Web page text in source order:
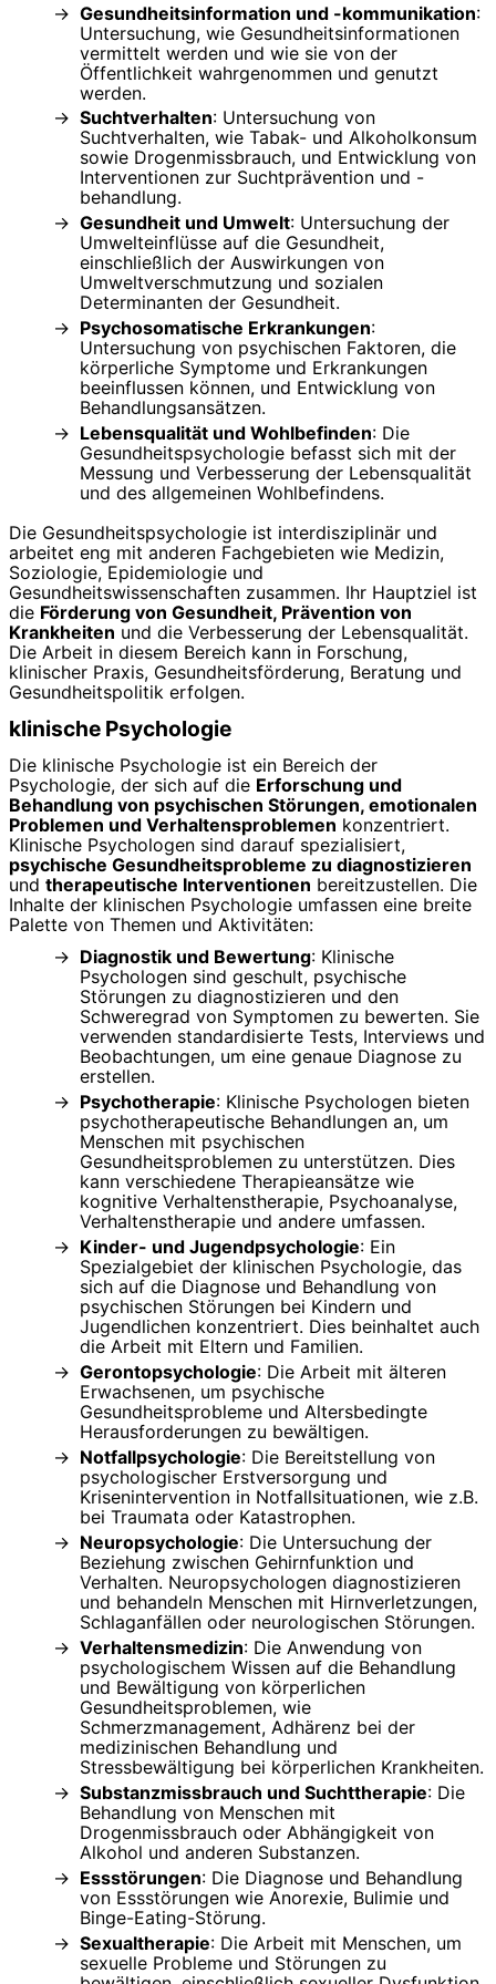
Gesundheitsinformation und -kommunikation:
Untersuchung, wie Gesundheitsinformationen
vermittelt werden und wie sie von der
Öffentlichkeit wahrgenommen und genutzt
werden.
Suchtverhalten: Untersuchung von
Suchtverhalten, wie Tabak- und Alkoholkonsum
sowie Drogenmissbrauch, und Entwicklung von
Interventionen zur Suchtprävention und -
behandlung.
Gesundheit und Umwelt: Untersuchung der
Umwelteinflüsse auf die Gesundheit,
einschließlich der Auswirkungen von
Umweltverschmutzung und sozialen
Determinanten der Gesundheit.
Psychosomatische Erkrankungen:
Untersuchung von psychischen Faktoren, die
körperliche Symptome und Erkrankungen
beeinflussen können, und Entwicklung von
Behandlungsansätzen.
Lebensqualität und Wohlbefinden: Die
Gesundheitspsychologie befasst sich mit der
Messung und Verbesserung der Lebensqualität
und des allgemeinen Wohlbefindens.
Die Gesundheitspsychologie ist interdisziplinär und
arbeitet eng mit anderen Fachgebieten wie Medizin,
Soziologie, Epidemiologie und
Gesundheitswissenschaften zusammen. Ihr Hauptziel ist
die Förderung von Gesundheit, Prävention von
Krankheiten und die Verbesserung der Lebensqualität.
Die Arbeit in diesem Bereich kann in Forschung,
klinischer Praxis, Gesundheitsförderung, Beratung und
Gesundheitspolitik erfolgen.
klinische Psychologie
Die klinische Psychologie ist ein Bereich der
Psychologie, der sich auf die Erforschung und
Behandlung von psychischen Störungen, emotionalen
Problemen und Verhaltensproblemen konzentriert.
Klinische Psychologen sind darauf spezialisiert,
psychische Gesundheitsprobleme zu diagnostizieren
und therapeutische Interventionen bereitzustellen. Die
Inhalte der klinischen Psychologie umfassen eine breite
Palette von Themen und Aktivitäten:
Diagnostik und Bewertung: Klinische
Psychologen sind geschult, psychische
Störungen zu diagnostizieren und den
Schweregrad von Symptomen zu bewerten. Sie
verwenden standardisierte Tests, Interviews und
Beobachtungen, um eine genaue Diagnose zu
erstellen.
Psychotherapie: Klinische Psychologen bieten
psychotherapeutische Behandlungen an, um
Menschen mit psychischen
Gesundheitsproblemen zu unterstützen. Dies
kann verschiedene Therapieansätze wie
kognitive Verhaltenstherapie, Psychoanalyse,
Verhaltenstherapie und andere umfassen.
Kinder- und Jugendpsychologie: Ein
Spezialgebiet der klinischen Psychologie, das
sich auf die Diagnose und Behandlung von
psychischen Störungen bei Kindern und
Jugendlichen konzentriert. Dies beinhaltet auch
die Arbeit mit Eltern und Familien.
Gerontopsychologie: Die Arbeit mit älteren
Erwachsenen, um psychische
Gesundheitsprobleme und Altersbedingte
Herausforderungen zu bewältigen.
Notfallpsychologie: Die Bereitstellung von
psychologischer Erstversorgung und
Krisenintervention in Notfallsituationen, wie z.B.
bei Traumata oder Katastrophen.
Neuropsychologie: Die Untersuchung der
Beziehung zwischen Gehirnfunktion und
Verhalten. Neuropsychologen diagnostizieren
und behandeln Menschen mit Hirnverletzungen,
Schlaganfällen oder neurologischen Störungen.
Verhaltensmedizin: Die Anwendung von
psychologischem Wissen auf die Behandlung
und Bewältigung von körperlichen
Gesundheitsproblemen, wie
Schmerzmanagement, Adhärenz bei der
medizinischen Behandlung und
Stressbewältigung bei körperlichen Krankheiten.
Substanzmissbrauch und Suchttherapie: Die
Behandlung von Menschen mit
Drogenmissbrauch oder Abhängigkeit von
Alkohol und anderen Substanzen.
Essstörungen: Die Diagnose und Behandlung
von Essstörungen wie Anorexie, Bulimie und
Binge-Eating-Störung.
Sexualtherapie: Die Arbeit mit Menschen, um
sexuelle Probleme und Störungen zu